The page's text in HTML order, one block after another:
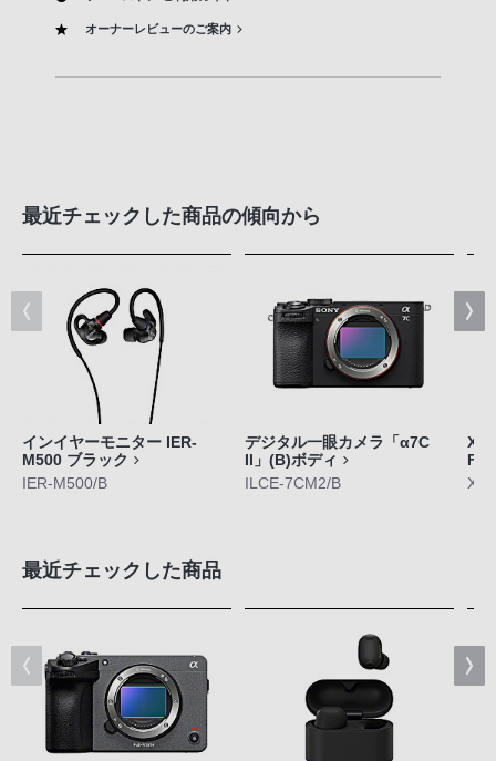
オーナーレビューのご案内
最近チェックした商品の傾向から
インイヤーモニター IER-
M500 ブラック
IER-M500/B
デジタル一眼カメラ「α7C
II」(B)ボディ
ILCE-7CM2/B
最近チェックした商品